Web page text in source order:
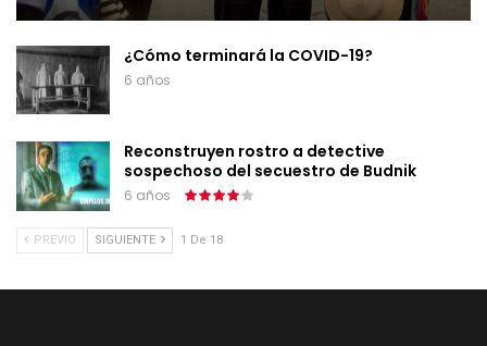
¿Cómo terminará la COVID-19?
6 años
Reconstruyen rostro a detective
sospechoso del secuestro de Budnik
6 años
PREVIO SIGUIENTE 1 De 18